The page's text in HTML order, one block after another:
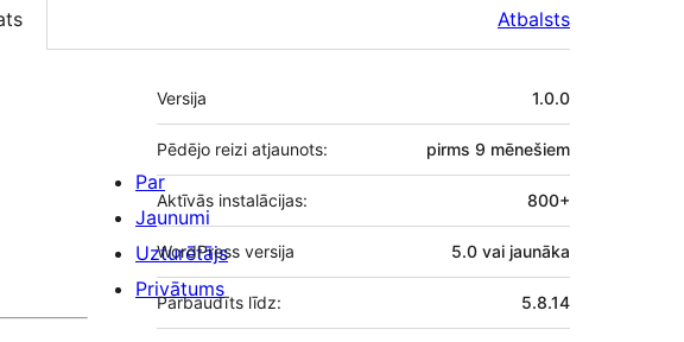
Atbalsts
Meta
Versija 1.0.0
Pēdējo reizi atjaunots: pirms 9 mēnešiem
Aktīvās instalācijas: 800+
WordPress versija 5.0 vai jaunāka
Pārbaudīts līdz: 5.8.14
Par
Jaunumi
Uzturētājs
Privātums